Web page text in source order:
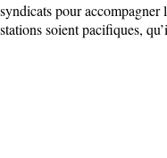
pour
soient pacifiques,